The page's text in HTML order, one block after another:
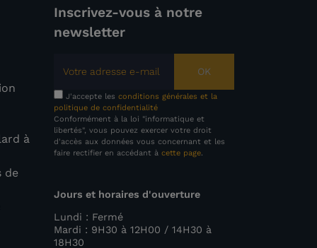
à
de
Inscrivez-vous à notre
newsletter
OK
J'accepte les conditions générales et la
politique de confidentialité
Conformément à la loi "informatique et
libertés", vous pouvez exercer votre droit
d'accès aux données vous concernant et les
faire rectifier en accédant à cette page.
Jours et horaires d'ouverture
Lundi : Fermé
Mardi : 9H30 à 12H00 / 14H30 à
18H30